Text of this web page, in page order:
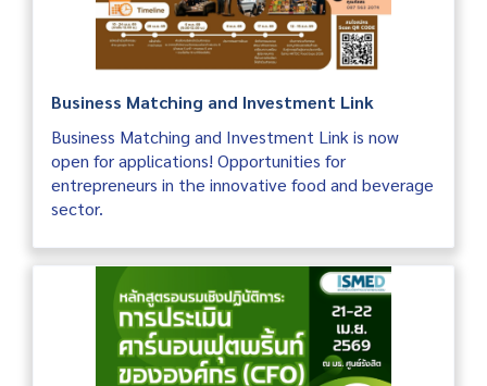
Business Matching and Investment Link
Business Matching and Investment Link is now
open for applications! Opportunities for
entrepreneurs in the innovative food and beverage
sector.